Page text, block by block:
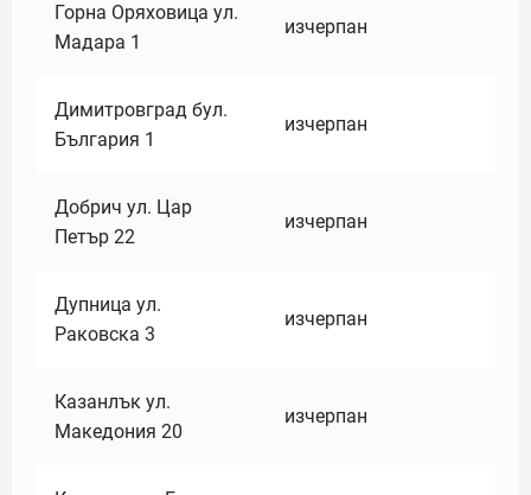
Горна Оряховица ул.
Мадара 1
изчерпан
Димитровград бул.
България 1
изчерпан
Добрич ул. Цар
Петър 22
изчерпан
Дупница ул.
Раковска 3
изчерпан
Казанлък ул.
Македония 20
изчерпан